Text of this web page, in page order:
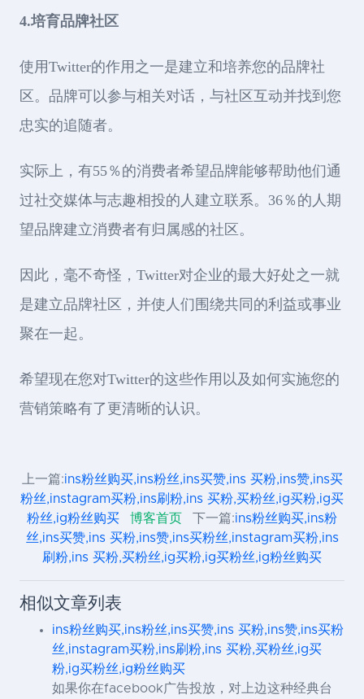
4.培育品牌社区
使用Twitter的作用之一是建立和培养您的品牌社
区。品牌可以参与相关对话，与社区互动并找到您
忠实的追随者。
实际上，有55％的消费者希望品牌能够帮助他们通
过社交媒体与志趣相投的人建立联系。36％的人期
望品牌建立消费者有归属感的社区。
因此，毫不奇怪，Twitter对企业的最大好处之一就
是建立品牌社区，并使人们围绕共同的利益或事业
聚在一起。
希望现在您对Twitter的这些作用以及如何实施您的
营销策略有了更清晰的认识。
上一篇:ins粉丝购买,ins粉丝,ins买赞,ins 买粉,ins赞,ins买
粉丝,instagram买粉,ins刷粉,ins 买粉,买粉丝,ig买粉,ig买
粉丝,ig粉丝购买
博客首页 下一篇:ins粉丝购买,ins粉
丝,ins买赞,ins 买粉,ins赞,ins买粉丝,instagram买粉,ins
刷粉,ins 买粉,买粉丝,ig买粉,ig买粉丝,ig粉丝购买
相似文章列表
ins粉丝购买,ins粉丝,ins买赞,ins 买粉,ins赞,ins买粉
丝,instagram买粉,ins刷粉,ins 买粉,买粉丝,ig买
粉,ig买粉丝,ig粉丝购买
如果你在facebook广告投放，对上边这种经典台